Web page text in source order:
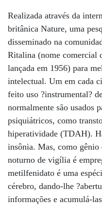
Realizada através da
britânica Nature, uma
disseminado na
Ritalina (nome comercial
lançada em 1956) para
intelectual. Um em cada
feito uso ?instrumental?
normalmente são usados
psiquiátricos, como
hiperatividade (TDAH).
insônia. Mas, como gênio
noturno de vigília é
metilfenidato é uma
cérebro, dando-lhe
informações e acumulá-